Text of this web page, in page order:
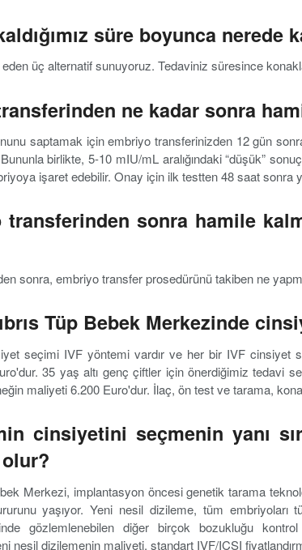
süre boyunca nerede
eden üç alternatif sunuyoruz. Tedaviniz süresince
ne kadar sonra
saptamak için embriyo transferinizden 12 gün
birlikte, 5-10 mIU/mL aralığındaki “düşük”
işaret edebilir. Onay için ilk testten 48 saat
transferinden sonra hamile
sonra, embriyo transfer prosedürünü takiben ne
Tüp Bebek Merkezinde
seçimi IVF yöntemi vardır ve her bir IVF cinsiyet
35 yaş altı genç çiftler için önerdiğimiz tedavi
maliyeti 6.200 Euro'dur. İlaç, ön test ve tarama,
cinsiyetini seçmenin yanı
Merkezi, implantasyon öncesi genetik tarama
yaşıyor. Yeni nesil dizileme, tüm
gözlemlenebilen diğer birçok bozukluğu
nesil dizilemenin maliyeti, standart IVF/ICSI